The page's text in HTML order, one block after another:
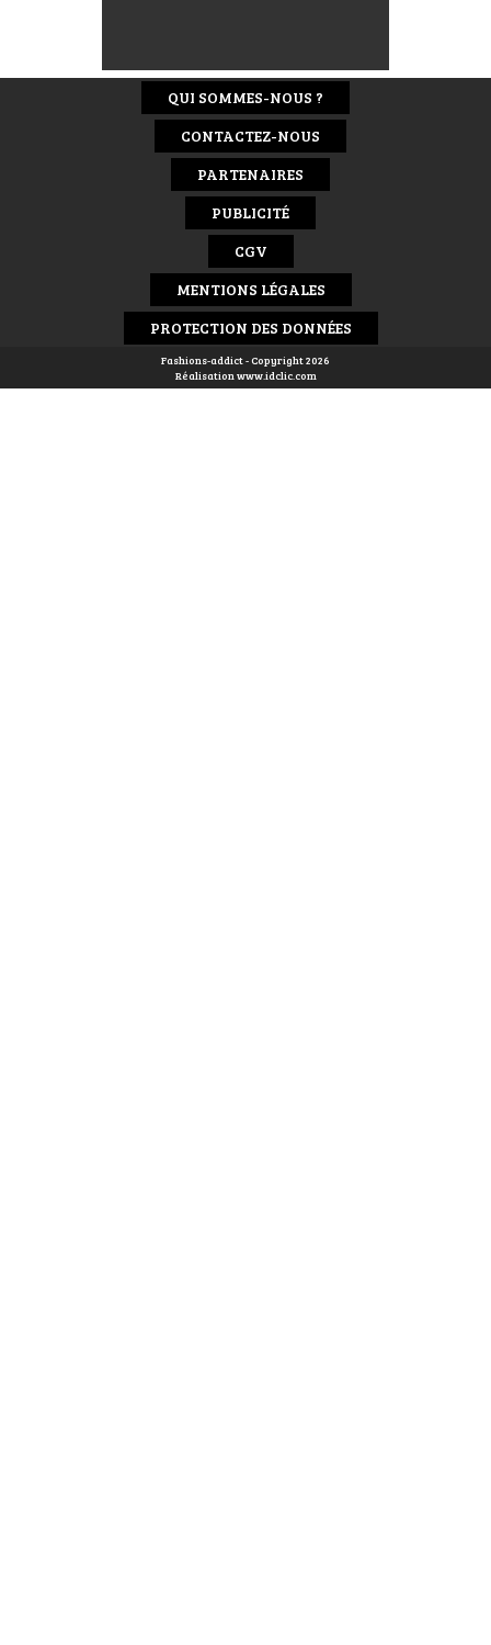
QUI SOMMES-NOUS ?
CONTACTEZ-NOUS
PARTENAIRES
PUBLICITÉ
CGV
MENTIONS LÉGALES
PROTECTION DES DONNÉES
Fashions-addict - Copyright 2026
Réalisationwww.idclic.com